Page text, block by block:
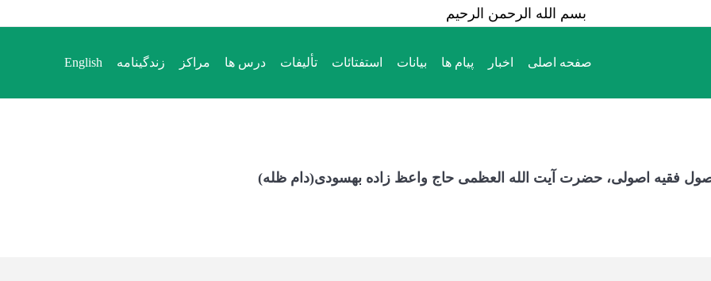
بسم الله الرحمن الرحیم
صفحه اصلی اخبار پیام ها بیانات استفتائات تألیفات درس ها مراکز زندگینامه English
فقیه اصولی، حضرت آیت الله العظمی حاج واعظ زاده بهسودی(دام ظله)